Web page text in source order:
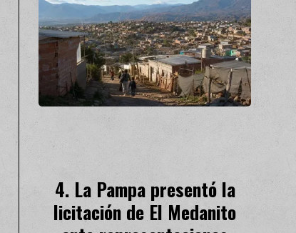
La Pampa presentó la
licitación de El Medanito